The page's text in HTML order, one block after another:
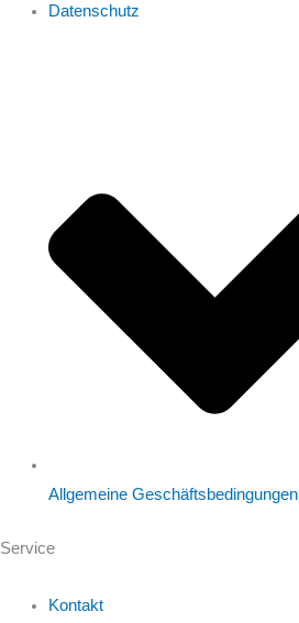
Datenschutz
Allgemeine Geschäftsbedingungen
Service
Kontakt